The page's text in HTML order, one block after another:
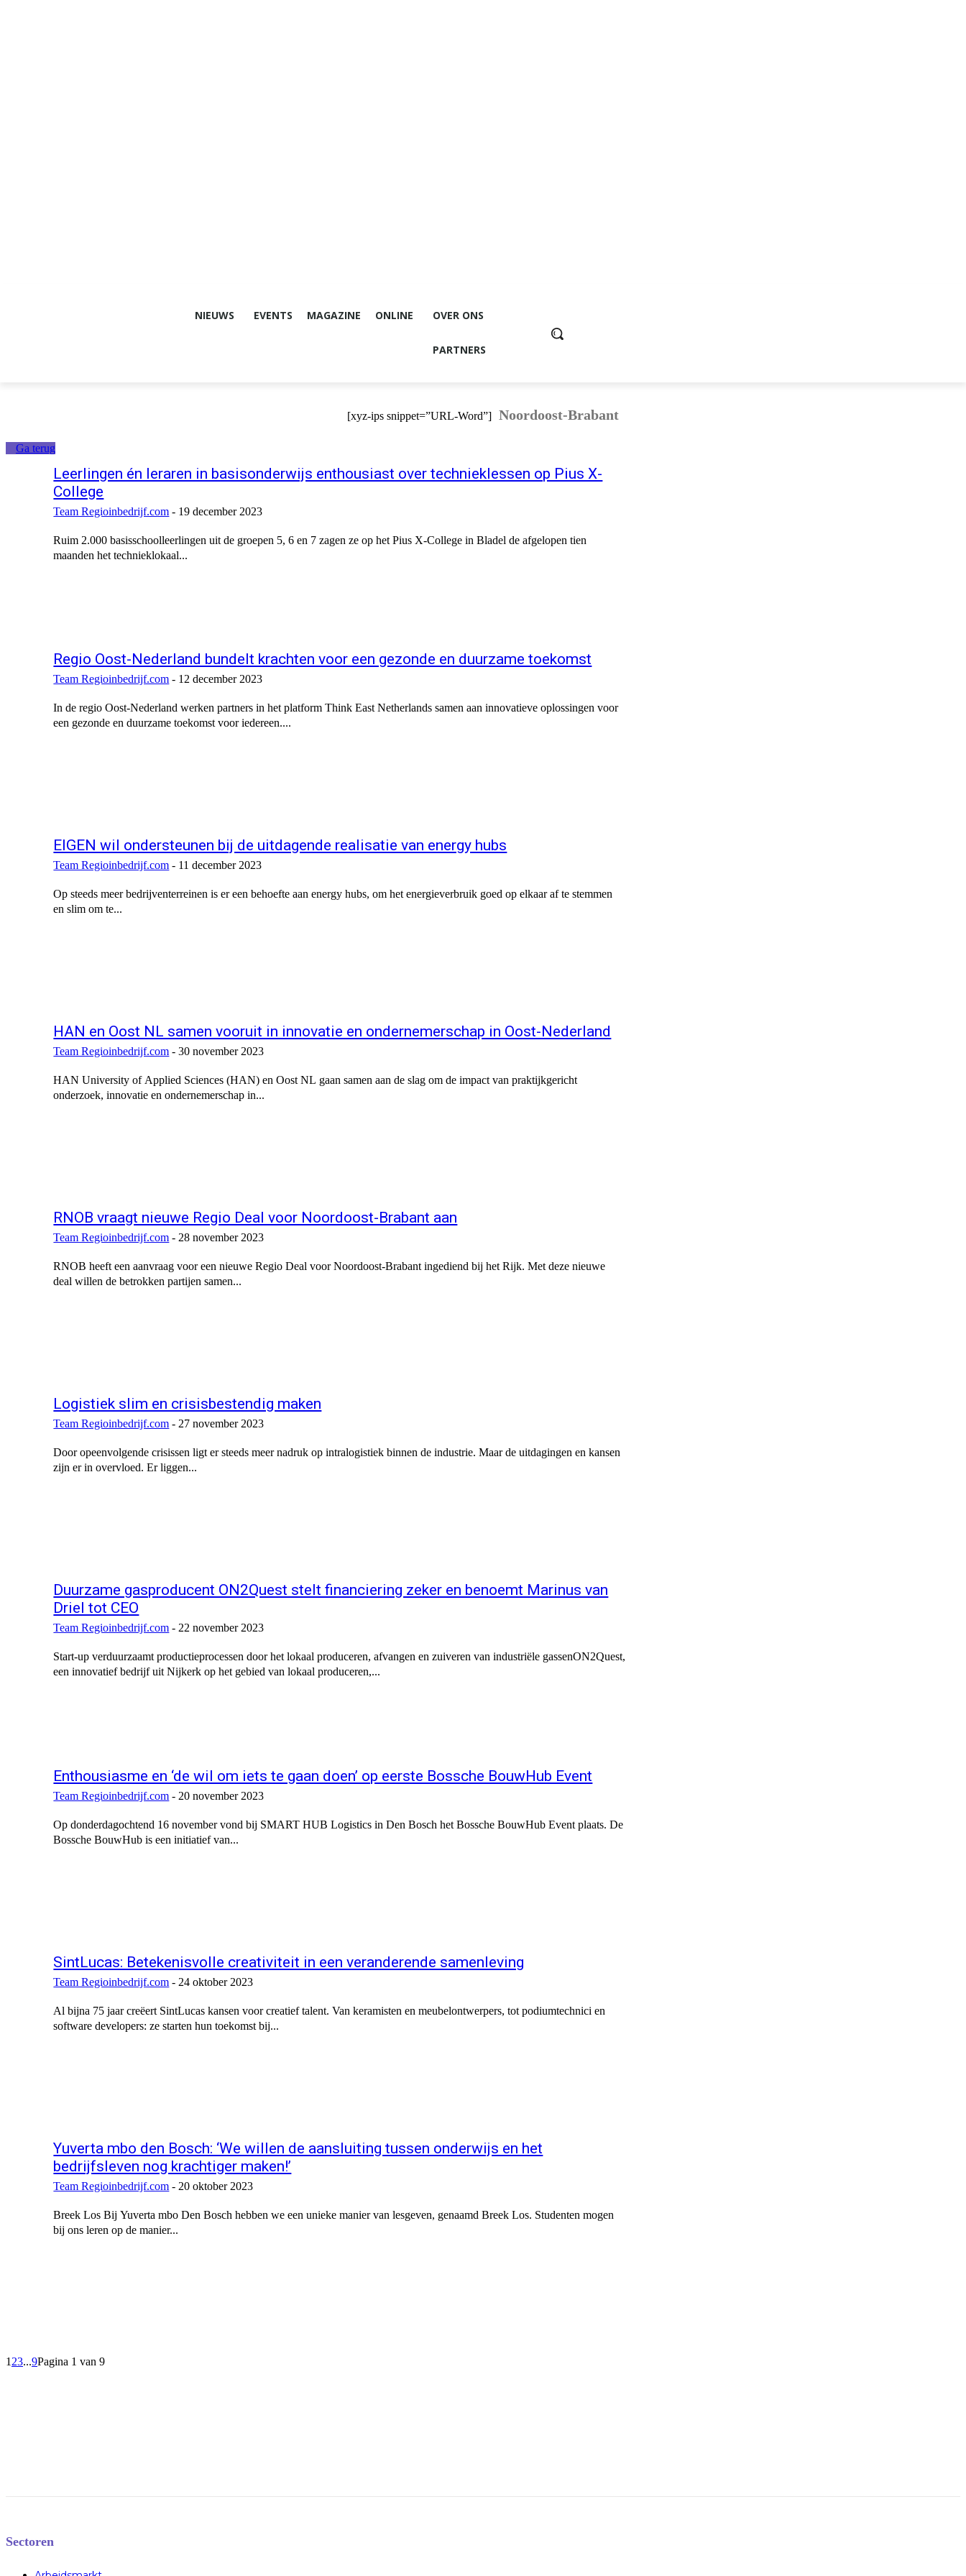
NIEUWS EVENTS MAGAZINE ONLINE OVER ONS
PARTNERS
[xyz-ips snippet=”URL-Word”] Noordoost-Brabant
Ga terug
Leerlingen én leraren in basisonderwijs enthousiast over technieklessen op Pius X-
College
Team Regioinbedrijf.com - 19 december 2023
Ruim 2.000 basisschoolleerlingen uit de groepen 5, 6 en 7 zagen ze op het Pius X-College in Bladel de afgelopen tien
maanden het technieklokaal...
Regio Oost-Nederland bundelt krachten voor een gezonde en duurzame toekomst
Team Regioinbedrijf.com - 12 december 2023
In de regio Oost-Nederland werken partners in het platform Think East Netherlands samen aan innovatieve oplossingen voor
een gezonde en duurzame toekomst voor iedereen....
EIGEN wil ondersteunen bij de uitdagende realisatie van energy hubs
Team Regioinbedrijf.com - 11 december 2023
Op steeds meer bedrijventerreinen is er een behoefte aan energy hubs, om het energieverbruik goed op elkaar af te stemmen
en slim om te...
HAN en Oost NL samen vooruit in innovatie en ondernemerschap in Oost-Nederland
Team Regioinbedrijf.com - 30 november 2023
HAN University of Applied Sciences (HAN) en Oost NL gaan samen aan de slag om de impact van praktijkgericht
onderzoek, innovatie en ondernemerschap in...
RNOB vraagt nieuwe Regio Deal voor Noordoost-Brabant aan
Team Regioinbedrijf.com - 28 november 2023
RNOB heeft een aanvraag voor een nieuwe Regio Deal voor Noordoost-Brabant ingediend bij het Rijk. Met deze nieuwe
deal willen de betrokken partijen samen...
Logistiek slim en crisisbestendig maken
Team Regioinbedrijf.com - 27 november 2023
Door opeenvolgende crisissen ligt er steeds meer nadruk op intralogistiek binnen de industrie. Maar de uitdagingen en kansen
zijn er in overvloed. Er liggen...
Duurzame gasproducent ON2Quest stelt financiering zeker en benoemt Marinus van
Driel tot CEO
Team Regioinbedrijf.com - 22 november 2023
Start-up verduurzaamt productieprocessen door het lokaal produceren, afvangen en zuiveren van industriële gassenON2Quest,
een innovatief bedrijf uit Nijkerk op het gebied van lokaal produceren,...
Enthousiasme en ‘de wil om iets te gaan doen’ op eerste Bossche BouwHub Event
Team Regioinbedrijf.com - 20 november 2023
Op donderdagochtend 16 november vond bij SMART HUB Logistics in Den Bosch het Bossche BouwHub Event plaats. De
Bossche BouwHub is een initiatief van...
SintLucas: Betekenisvolle creativiteit in een veranderende samenleving
Team Regioinbedrijf.com - 24 oktober 2023
Al bijna 75 jaar creëert SintLucas kansen voor creatief talent. Van keramisten en meubelontwerpers, tot podiumtechnici en
software developers: ze starten hun toekomst bij...
Yuverta mbo den Bosch: ‘We willen de aansluiting tussen onderwijs en het
bedrijfsleven nog krachtiger maken!’
Team Regioinbedrijf.com - 20 oktober 2023
Breek Los Bij Yuverta mbo Den Bosch hebben we een unieke manier van lesgeven, genaamd Breek Los. Studenten mogen
bij ons leren op de manier...
1 23...9Pagina 1 van 9
Sectoren